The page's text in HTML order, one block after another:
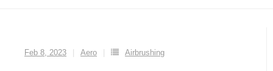
Feb 8, 2023 Aero Airbrushing